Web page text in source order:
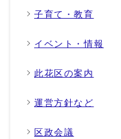
子育て・教育
イベント・情報
此花区の案内
運営方針など
区政会議